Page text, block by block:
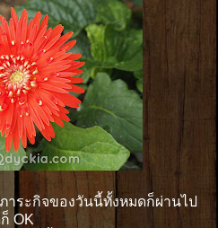
าระกิจของวันนี้ทั้งหมดก็ผ่านไป
OK